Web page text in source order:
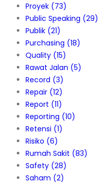
Proyek (73)
Public Speaking (29)
Publik (21)
Purchasing (18)
Quality (15)
Rawat Jalan (5)
Record (3)
Repair (12)
Report (11)
Reporting (10)
Retensi (1)
Risiko (6)
Rumah Sakit (83)
Safety (28)
Saham (2)